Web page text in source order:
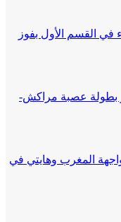
في القسم الأول بفوز
بطولة عصبة مراكش-
المغرب وهايتي في